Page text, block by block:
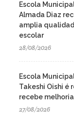
Escola
Almada Diaz
amplia
escolar
28/08/2026
Escola
Takeshi Oishi é
recebe
27/08/2026